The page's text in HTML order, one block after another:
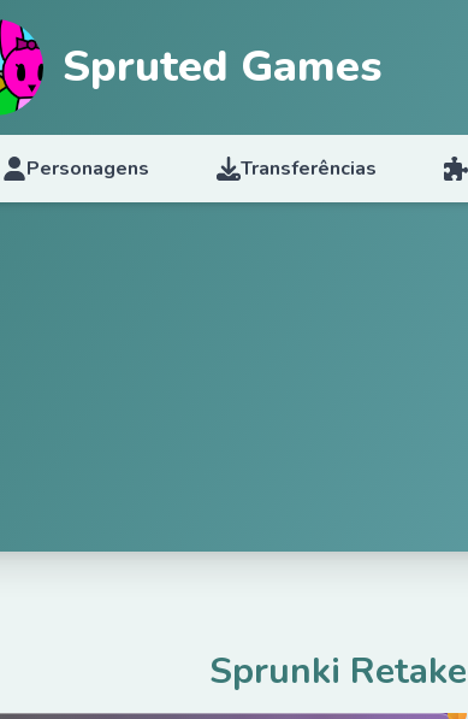
Spruted Games
Personagens Transferências
Sprunki Retake